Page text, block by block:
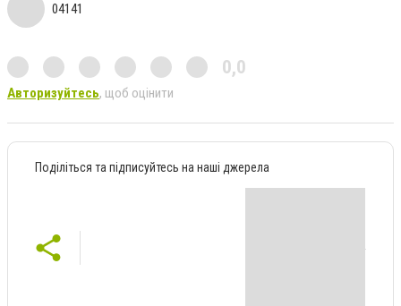
04141
0,0
Авторизуйтесь, щоб оцінити
Поділіться та підписуйтесь на наші джерела